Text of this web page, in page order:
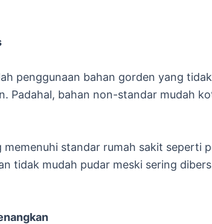
penggunaan bahan gorden yang
Padahal, bahan non-standar mudah
standar rumah sakit seperti
tidak mudah pudar meski sering